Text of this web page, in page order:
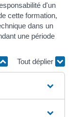
d'un
cette formation,
dans un
une période
Tout déplier